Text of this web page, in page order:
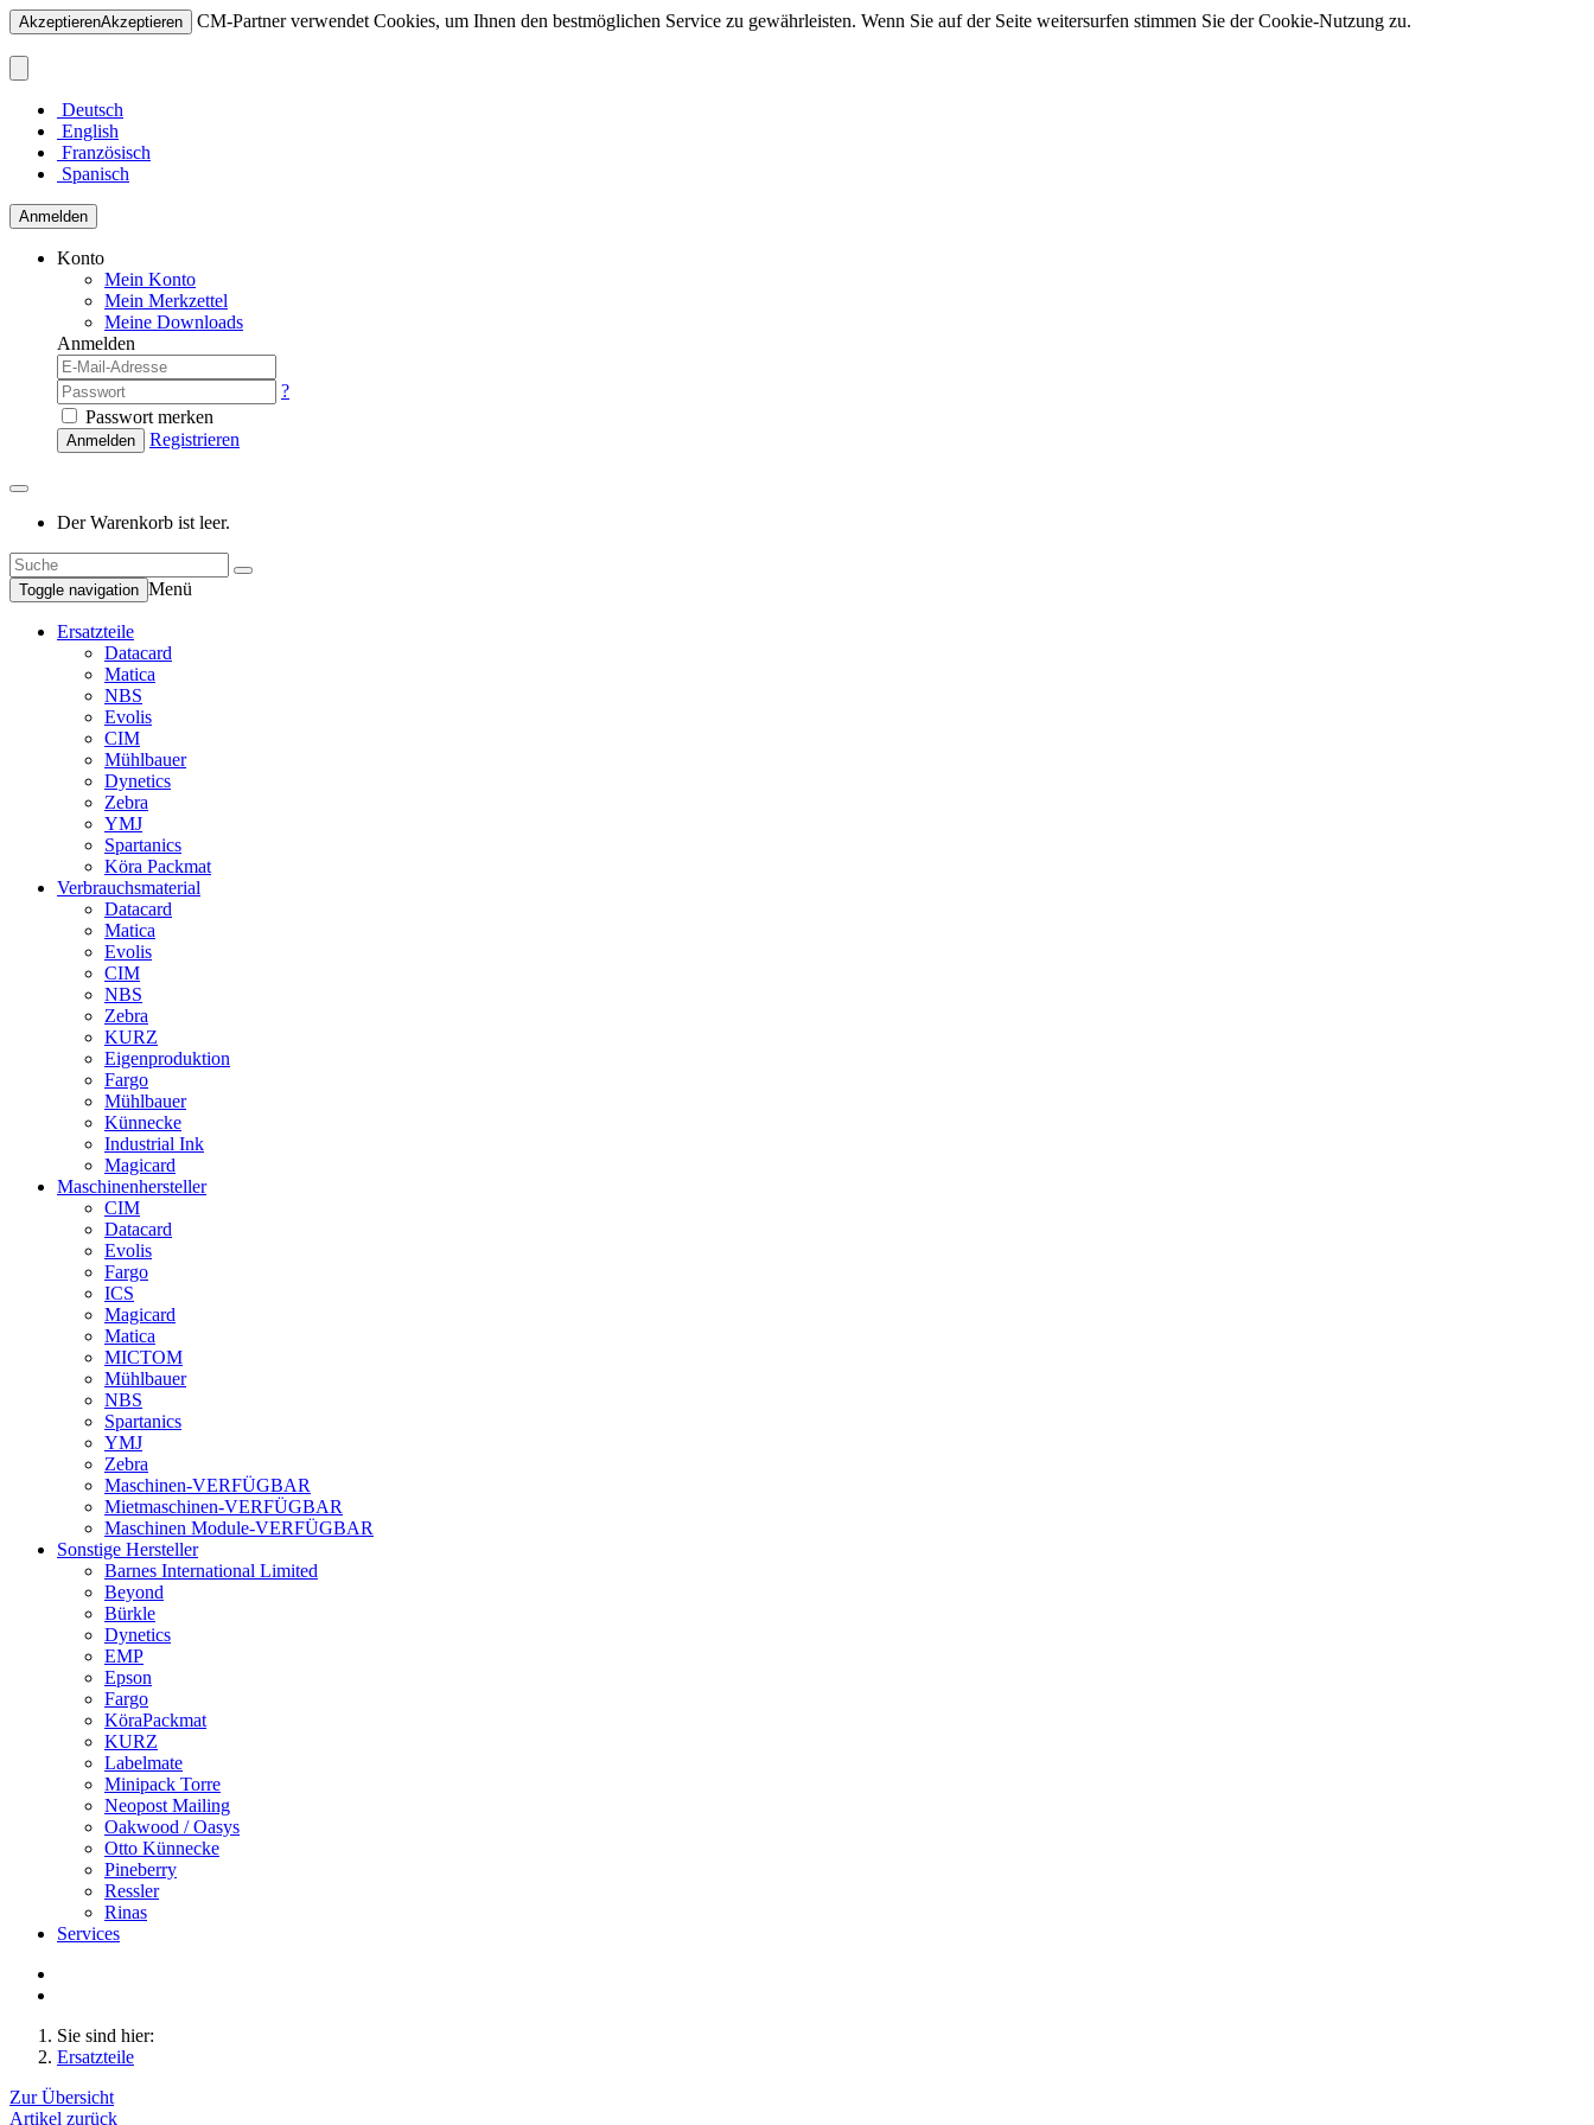
AkzeptierenAkzeptieren CM-Partner verwendet Cookies, um Ihnen den bestmöglichen Service zu gewährleisten. Wenn Sie auf der Seite weitersurfen stimmen Sie der Cookie-Nutzung zu.
Deutsch
English
Französisch
Spanisch
Anmelden
Konto
Mein Konto
Mein Merkzettel
Meine Downloads
Anmelden
?
Passwort merken
Anmelden Registrieren
Der Warenkorb ist leer.
Toggle navigation Menü
Ersatzteile
Datacard
Matica
NBS
Evolis
CIM
Mühlbauer
Dynetics
Zebra
YMJ
Spartanics
Köra Packmat
Verbrauchsmaterial
Datacard
Matica
Evolis
CIM
NBS
Zebra
KURZ
Eigenproduktion
Fargo
Mühlbauer
Künnecke
Industrial Ink
Magicard
Maschinenhersteller
CIM
Datacard
Evolis
Fargo
ICS
Magicard
Matica
MICTOM
Mühlbauer
NBS
Spartanics
YMJ
Zebra
Maschinen-VERFÜGBAR
Mietmaschinen-VERFÜGBAR
Maschinen Module-VERFÜGBAR
Sonstige Hersteller
Barnes International Limited
Beyond
Bürkle
Dynetics
EMP
Epson
Fargo
KöraPackmat
KURZ
Labelmate
Minipack Torre
Neopost Mailing
Oakwood / Oasys
Otto Künnecke
Pineberry
Ressler
Rinas
Services
Sie sind hier:
Ersatzteile
Zur Übersicht
Artikel zurück